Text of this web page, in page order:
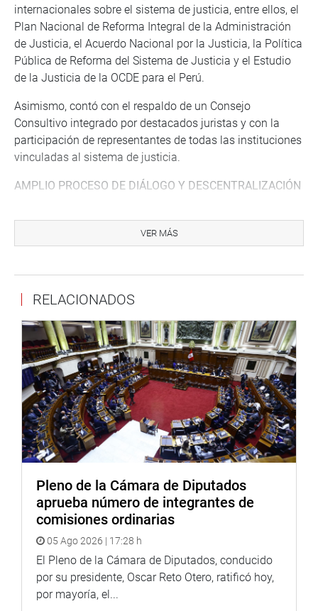
internacionales sobre el sistema de justicia, entre ellos, el
Plan Nacional de Reforma Integral de la Administración
de Justicia, el Acuerdo Nacional por la Justicia, la Política
Pública de Reforma del Sistema de Justicia y el Estudio
de la Justicia de la OCDE para el Perú.
Asimismo, contó con el respaldo de un Consejo
Consultivo integrado por destacados juristas y con la
participación de representantes de todas las instituciones
vinculadas al sistema de justicia.
AMPLIO PROCESO DE DIÁLOGO Y DESCENTRALIZACIÓN
de trabajo en las que participaron 91 autoridades,
especialistas y representantes institucionales. También
diagnósticos sobre los principales desafíos que enfrenta
Estas jornadas permitieron identificar problemas
especialmente críticos en las regiones, relacionados con
infraestructura, acceso a la justicia, carga procesal,
justicia intercultural, conectividad, logística institucional y
coordinación entre entidades.
La comisión también promovió espacios de diálogo
académico con universidades, incorporando los aportes
formación de operadores jurídicos, la ética profesional y
el fortalecimiento de la confianza ciudadana en las
instituciones.
SEGUNDA ETAPA DE LA REFORMA
El informe aprobado corresponde a la segunda etapa del
proceso de reforma, enfocada en la elaboración de
VER MÁS
RELACIONADOS
Pleno de la Cámara de Diputados
aprueba número de integrantes de
comisiones ordinarias
05 Ago 2026 | 17:28 h
El Pleno de la Cámara de Diputados, conducido
por su presidente, Oscar Reto Otero, ratificó hoy,
por mayoría, el...